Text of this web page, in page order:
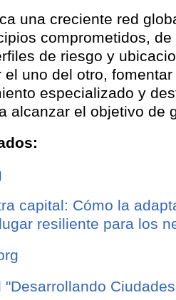
una creciente red
comprometidos,
de riesgo y
el uno del otro,
especializado y
alcanzar el objetivo de
capital: Cómo la
resiliente para los
"Desarrollando